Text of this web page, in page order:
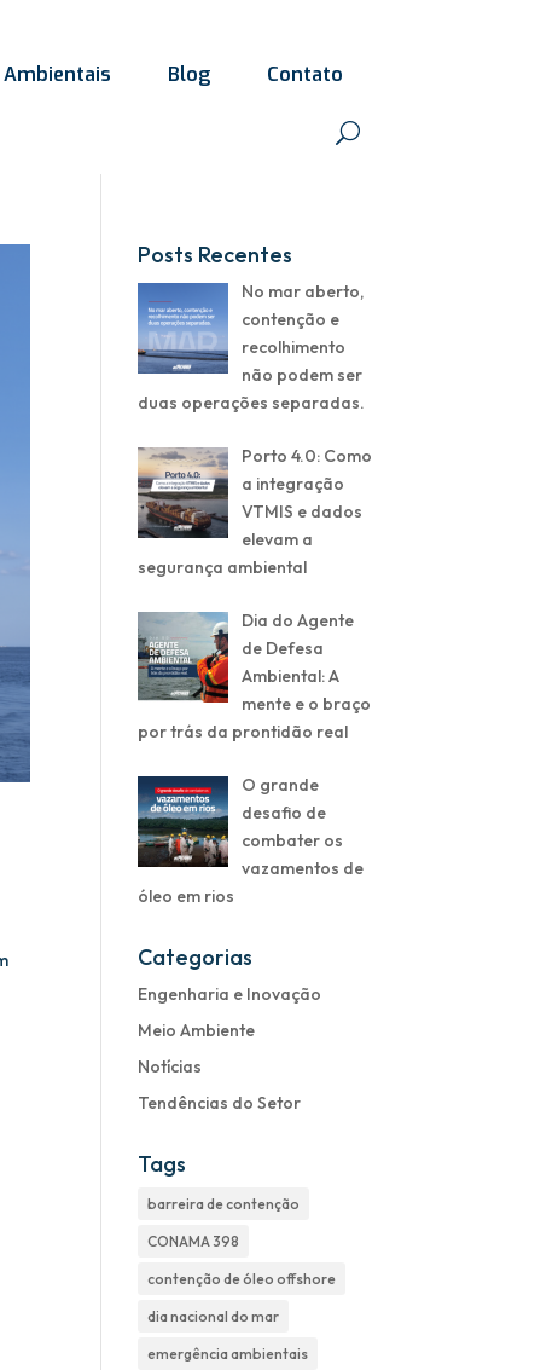
Ambientais Blog Contato
Posts Recentes
No mar aberto,
contenção e
recolhimento
não podem ser
duas operações separadas.
Porto 4.0: Como
a integração
VTMIS e dados
elevam a
segurança ambiental
Dia do Agente
de Defesa
Ambiental: A
mente e o braço
por trás da prontidão real
O grande
desafio de
combater os
vazamentos de
óleo em rios
Categorias
Engenharia e Inovação
Meio Ambiente
Notícias
Tendências do Setor
Tags
barreira de contenção
CONAMA 398
contenção de óleo offshore
dia nacional do mar
emergência ambientais